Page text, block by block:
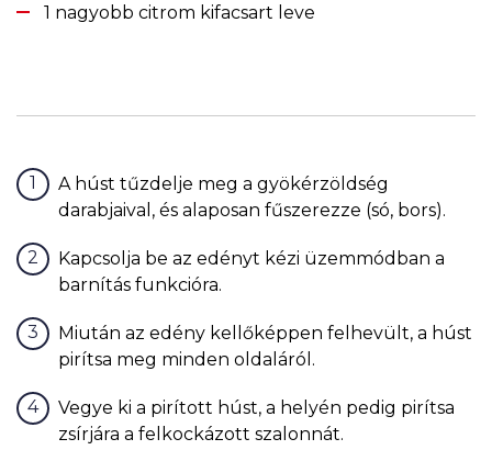
1 nagyobb citrom kifacsart leve
A húst tűzdelje meg a gyökérzöldség
darabjaival, és alaposan fűszerezze (só, bors).
Kapcsolja be az edényt kézi üzemmódban a
barnítás funkcióra.
Miután az edény kellőképpen felhevült, a húst
pirítsa meg minden oldaláról.
Vegye ki a pirított húst, a helyén pedig pirítsa
zsírjára a felkockázott szalonnát.